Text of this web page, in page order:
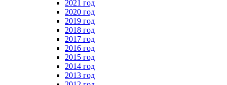
2021 год
2020 год
2019 год
2018 год
2017 год
2016 год
2015 год
2014 год
2013 год